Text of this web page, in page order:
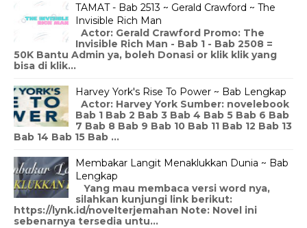
TAMAT - Bab 2513 ~ Gerald Crawford ~ The
Invisible Rich Man
Actor: Gerald Crawford Promo: The
Invisible Rich Man - Bab 1 - Bab 2508 =
50K Bantu Admin ya, boleh Donasi or klik klik yang
bisa di klik...
Harvey York's Rise To Power ~ Bab Lengkap
Actor: Harvey York Sumber: novelebook
Bab 1 Bab 2 Bab 3 Bab 4 Bab 5 Bab 6 Bab
7 Bab 8 Bab 9 Bab 10 Bab 11 Bab 12 Bab 13
Bab 14 Bab 15 Bab ...
Membakar Langit Menaklukkan Dunia ~ Bab
Lengkap
Yang mau membaca versi word nya,
silahkan kunjungi link berikut:
https://lynk.id/novelterjemahan Note: Novel ini
sebenarnya tersedia untu...